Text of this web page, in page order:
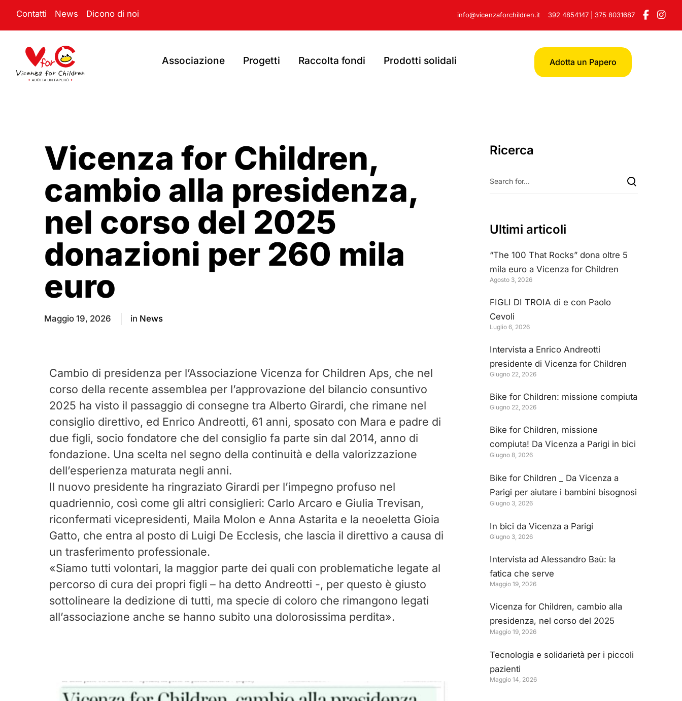
Contatti News Dicono di noi info@vicenzaforchildren.it 392 4854147 375 8031687
Associazione Progetti Raccolta fondi Prodotti solidali Adotta un Papero
Vicenza for Children,
cambio alla presidenza,
nel corso del 2025
donazioni per 260 mila
euro
Maggio 19, 2026 in News
Cambio di presidenza per l’Associazione Vicenza for Children Aps, che nel
corso della recente assemblea per l’approvazione del bilancio consuntivo
2025 ha visto il passaggio di consegne tra Alberto Girardi, che rimane nel
consiglio direttivo, ed Enrico Andreotti, 61 anni, sposato con Mara e padre di
due figli, socio fondatore che del consiglio fa parte sin dal 2014, anno di
fondazione. Una scelta nel segno della continuità e della valorizzazione
dell’esperienza maturata negli anni.
Il nuovo presidente ha ringraziato Girardi per l’impegno profuso nel
quadriennio, così come gli altri consiglieri: Carlo Arcaro e ⁠Giulia Trevisan,
riconfermati vicepresidenti, Maila Molon e Anna Astarita e la neoeletta Gioia
Gatto, che entra al posto di Luigi De Ecclesis, che lascia il direttivo a causa di
un trasferimento professionale.
«Siamo tutti volontari, la maggior parte dei quali con problematiche legate al
percorso di cura dei propri figli – ha detto Andreotti -, per questo è giusto
sottolineare la dedizione di tutti, ma specie di coloro che rimangono legati
all’associazione anche se hanno subito una dolorosissima perdita».
Ricerca
Ultimi articoli
“The 100 That Rocks” dona oltre 5
mila euro a Vicenza for Children
Agosto 3, 2026
FIGLI DI TROIA di e con Paolo
Cevoli
Luglio 6, 2026
Intervista a Enrico Andreotti
presidente di Vicenza for Children
Giugno 22, 2026
Bike for Children: missione compiuta
Giugno 22, 2026
Bike for Children, missione
compiuta! Da Vicenza a Parigi in bici
per donare un esoscopio
all’Ospedale San Bortolo
Giugno 8, 2026
Bike for Children _ Da Vicenza a
Parigi per aiutare i bambini bisognosi
di cure
Giugno 3, 2026
In bici da Vicenza a Parigi
Giugno 3, 2026
Intervista ad Alessandro Baù: la
fatica che serve
Maggio 19, 2026
Vicenza for Children, cambio alla
presidenza, nel corso del 2025
donazioni per 260 mila euro
Maggio 19, 2026
Tecnologia e solidarietà per i piccoli
pazienti
Maggio 14, 2026